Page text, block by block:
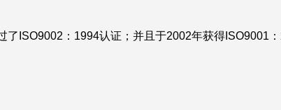
ISO9002：1994认证；并且于2002年获得ISO9001